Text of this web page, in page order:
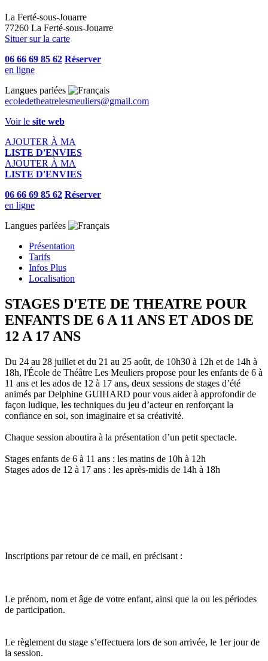
La Ferté-sous-Jouarre
77260 La Ferté-sous-Jouarre
Situer sur la carte
06 66 69 85 62 Réserver
en ligne
Langues parlées
ecoledetheatrelesmeuliers@gmail.com
Voir le site web
AJOUTER À MA
LISTE D'ENVIES
AJOUTER À MA
LISTE D'ENVIES
06 66 69 85 62 Réserver
en ligne
Langues parlées
Présentation
Tarifs
Infos Plus
Localisation
STAGES D'ETE DE THEATRE POUR
ENFANTS DE 6 A 11 ANS ET ADOS DE
12 A 17 ANS
Du 24 au 28 juillet et du 21 au 25 août, de 10h30 à 12h et de 14h à
18h, l'École de Théâtre Les Meuliers propose pour les enfants de 6 à
11 ans et les ados de 12 à 17 ans, deux sessions de stages d’été
animés par Delphine GUIHARD pour vous aider à approfondir de
façon ludique, les techniques du jeu d’acteur en renforçant la
confiance en soi, son imaginaire et sa créativité.
Chaque session aboutira à la présentation d’un petit spectacle.
Stages enfants de 6 à 11 ans : les matins de 10h à 12h
Stages ados de 12 à 17 ans : les après-midis de 14h à 18h
Inscriptions par retour de ce mail, en précisant :
Le prénom, nom et âge de votre enfant, ainsi que la ou les périodes
de participation.
Le règlement du stage s’effectuera lors de son arrivée, le 1er jour de
la session.